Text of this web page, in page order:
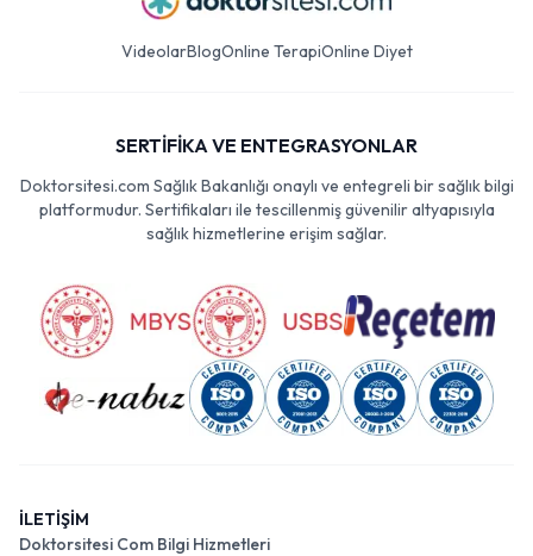
VideolarBlogOnline TerapiOnline Diyet
SERTİFİKA VE ENTEGRASYONLAR
Doktorsitesi.com Sağlık Bakanlığı onaylı ve entegreli bir sağlık bilgi
platformudur. Sertifikaları ile tescillenmiş güvenilir altyapısıyla
sağlık hizmetlerine erişim sağlar.
İLETİŞİM
Doktorsitesi Com Bilgi Hizmetleri